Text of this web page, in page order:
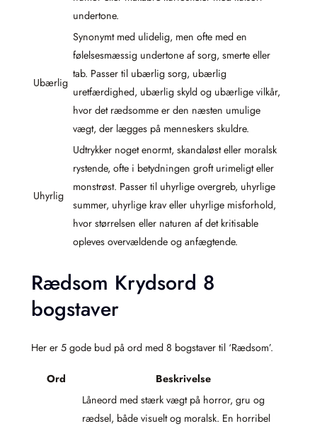
undertone.
Ubærlig
Synonymt med ulidelig, men ofte med en
følelsesmæssig undertone af sorg, smerte eller
tab. Passer til ubærlig sorg, ubærlig
uretfærdighed, ubærlig skyld og ubærlige vilkår,
hvor det rædsomme er den næsten umulige
vægt, der lægges på menneskers skuldre.
Uhyrlig
Udtrykker noget enormt, skandaløst eller moralsk
rystende, ofte i betydningen groft urimeligt eller
monstrøst. Passer til uhyrlige overgreb, uhyrlige
summer, uhyrlige krav eller uhyrlige misforhold,
hvor størrelsen eller naturen af det kritisable
opleves overvældende og anfægtende.
Rædsom Krydsord 8
bogstaver
Her er 5 gode bud på ord med 8 bogstaver til ‘Rædsom’.
Ord Beskrivelse
Låneord med stærk vægt på horror, gru og
rædsel, både visuelt og moralsk. En horribel